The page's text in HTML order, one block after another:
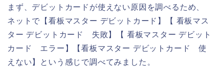
まず、デビットカードが使えない原因を調べるため、
ネットで【看板マスター デビットカード】【 看板マス
ター デビットカード 失敗】【 看板マスター デビット
カード エラー】【看板マスター デビットカード 使
えない】という感じで調べてみました。